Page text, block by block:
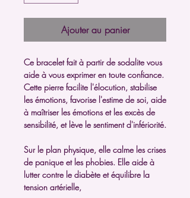
Ajouter au panier
Ce bracelet fait à partir de sodalite vous
aide à vous exprimer en toute confiance.
Cette pierre facilite l'élocution, stabilise
les émotions, favorise l'estime de soi, aide
à maîtriser les émotions et les excès de
sensibilité, et lève le sentiment d'infériorité.
Sur le plan physique, elle calme les crises
de panique et les phobies. Elle aide à
lutter contre le diabète et équilibre la
tension artérielle,